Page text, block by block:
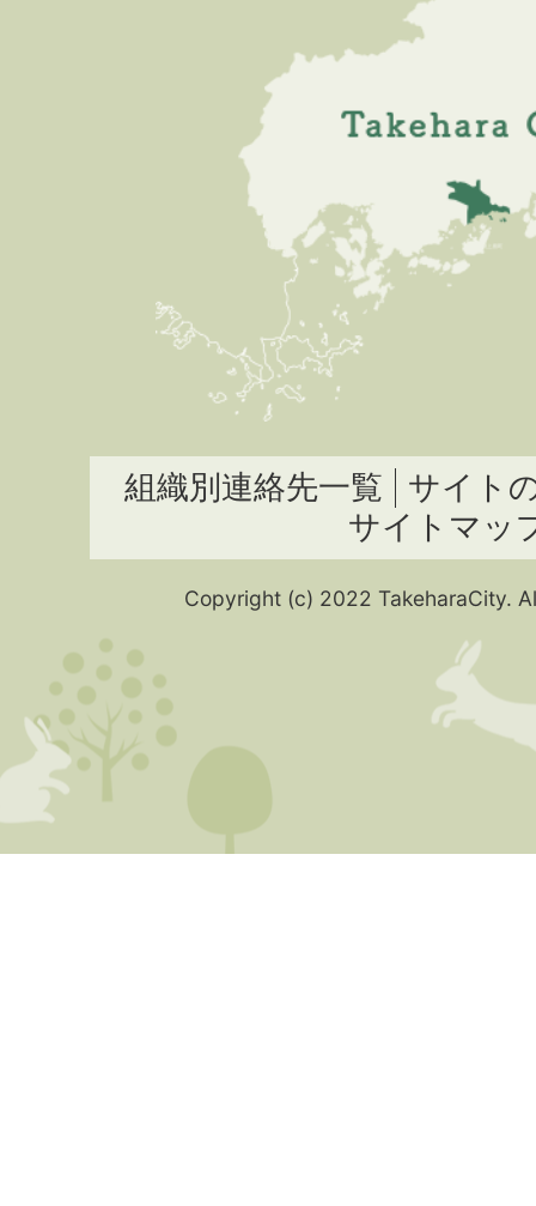
組織別連絡先一覧
サイト
サイトマッ
Copyright (c) 2022 TakeharaCity.